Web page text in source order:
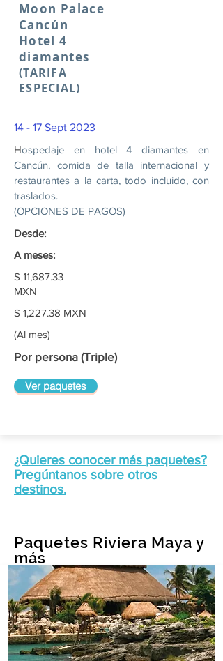
Moon Palace
Cancún
Hotel 4
diamantes
(TARIFA
ESPECIAL)
14 - 17 Sept 2023
Hospedaje en hotel 4 diamantes en
Cancún, comida de talla internacional y
restaurantes a la carta, todo incluido, con
traslados.
(OPCIONES DE PAGOS)
Desde:
A meses:
$ 11,687.33
MXN
$ 1,227.38 MXN
(Al mes)
Por persona (Triple)
Ver paquetes
¿Quieres conocer más paquetes?
Pregúntanos sobre otros
destinos.
Paquetes Riviera Maya y
más